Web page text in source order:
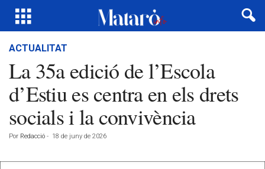
ACTUALITAT
La 35a edició de l’Escola
d’Estiu es centra en els drets
socials i la convivència
Por Redacció - 18 de juny de 2026